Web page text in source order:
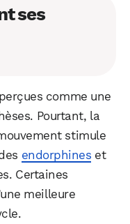
ses
comme une
Pourtant, la
stimule
endorphines et
Certaines
meilleure